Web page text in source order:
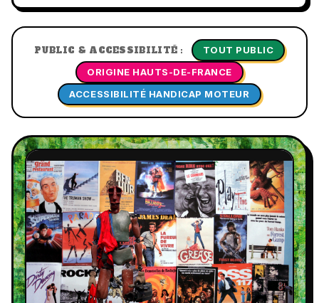
PUBLIC & ACCESSIBILITÉ :
TOUT PUBLIC
ORIGINE HAUTS-DE-FRANCE
ACCESSIBILITÉ HANDICAP MOTEUR